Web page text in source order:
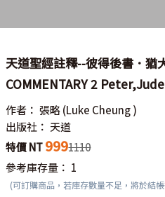
天道聖經註釋--彼得後書．猶
COMMENTARY 2 Peter,Jude
作者： 張略(Luke Cheung )
出版社： 天道
特價 NT9991110
參考庫存量： 1
(可訂購商品，若庫存數量不足，將於結